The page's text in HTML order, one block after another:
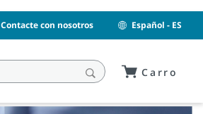
Contacte con nosotros Español - ES
Carro